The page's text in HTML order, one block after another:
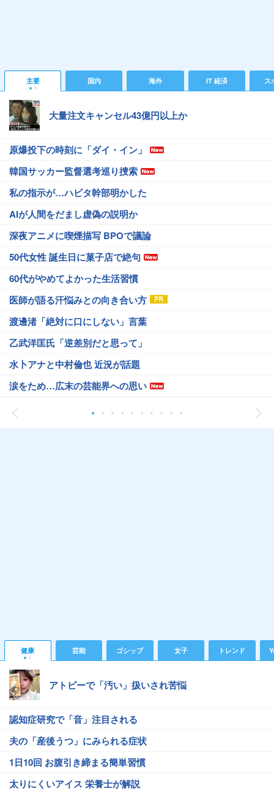
主要 国内 海外 IT 経済 ス
大量注文キャンセル43億円以上か
原爆投下の時刻に「ダイ・イン」
韓国サッカー監督選考巡り捜索
私の指示が…ハビタ幹部明かした
AIが人間をだまし虚偽の説明か
深夜アニメに喫煙描写 BPOで議論
50代女性 誕生日に菓子店で絶句
60代がやめてよかった生活習慣
医師が語る汗悩みとの向き合い方
渡邊渚「絶対に口にしない」言葉
乙武洋匡氏「逆差別だと思って」
水卜アナと中村倫也 近況が話題
涙をため…広末の芸能界への思い
健康 芸能 ゴシップ 女子 トレンド
アトピーで「汚い」扱いされ苦悩
認知症研究で「音」注目される
夫の「産後うつ」にみられる症状
1日10回 お腹引き締まる簡単習慣
太りにくいアイス 栄養士が解説